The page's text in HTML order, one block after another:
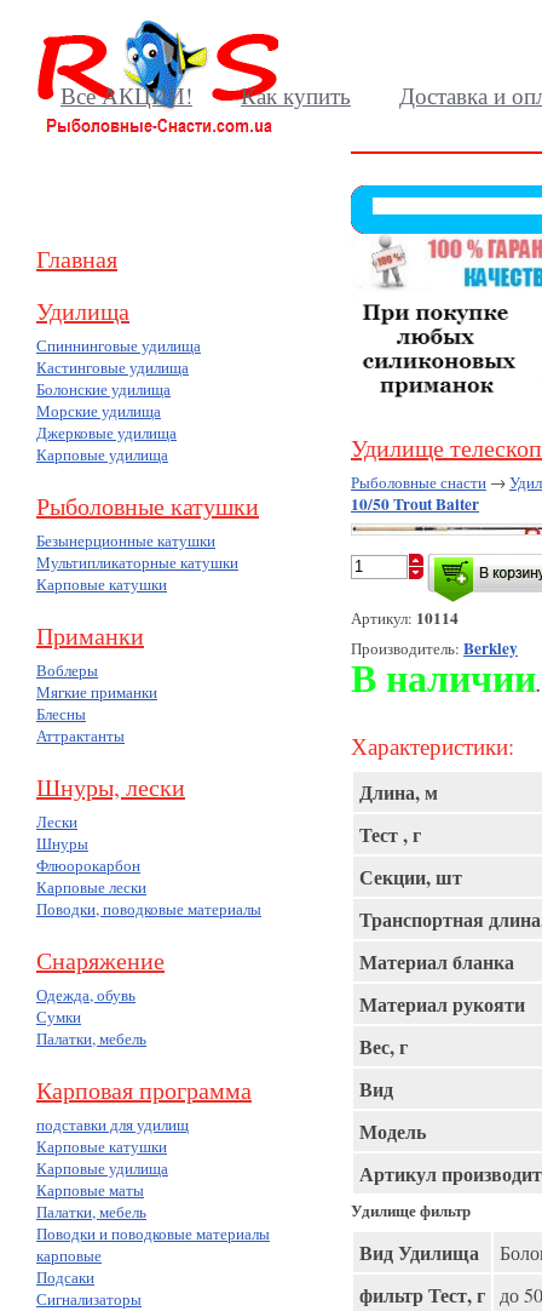
Все АКЦИИ! Как купить Доставка и
Главная
Удилища
Спиннинговые удилища
Кастинговые удилища
Болонские удилища
Морские удилища
Джерковые удилища
Карповые удилища
Рыболовные катушки
Безынерционные катушки
Мультипликаторные катушки
Карповые катушки
Приманки
Воблеры
Мягкие приманки
Блесны
Аттрактанты
Шнуры, лески
Лески
Шнуры
Флюорокарбон
Карповые лески
Поводки, поводковые материалы
Снаряжение
Одежда, обувь
Сумки
Палатки, мебель
Карповая программа
подставки для удилищ
Карповые катушки
Карповые удилища
Карповые маты
Палатки, мебель
Поводки и поводковые материалы
карповые
Подсаки
Сигнализаторы
Удилище
Рыболовные снасти →
10/50 Trout Baiter
Артикул: 10114
Производитель: Berkley
В наличии.
Характеристики:
Длина, м
Тест , г
Секции, шт
Транспортная
Материал бланка
Материал рукояти
Вес, г
Вид
Модель
Артикул
Удилище фильтр
Вид Удилища
фильтр Тест, г до 50